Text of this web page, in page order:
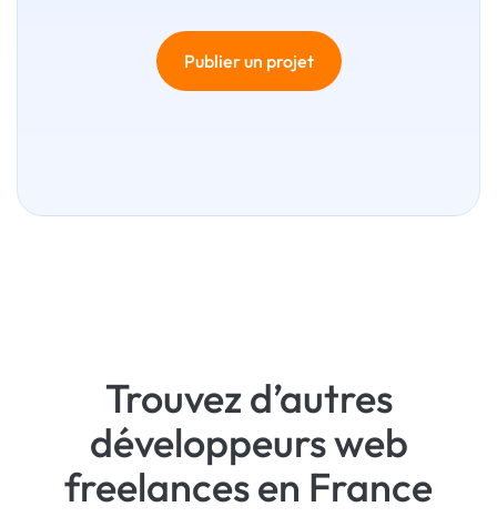
Publier un projet
Trouvez d’autres
développeurs web
freelances en France